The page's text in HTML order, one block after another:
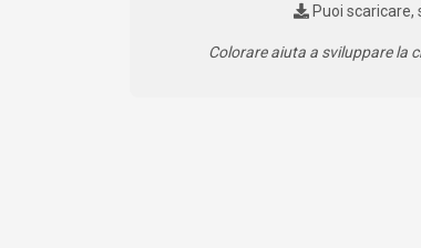
Puoi scaricare,
Colorare aiuta a sviluppare la